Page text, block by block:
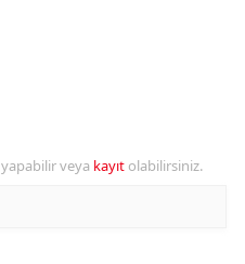
yapabilir veya kayıt olabilirsiniz.